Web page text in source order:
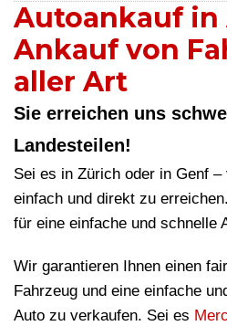
Autoankauf in
Ankauf von
aller Art
Sie erreichen uns
Landesteilen!
Sei es in Zürich oder in Genf
einfach und direkt zu
für eine einfache und schnelle
Wir garantieren Ihnen einen
Fahrzeug und eine einfache
Auto zu verkaufen. Sei es